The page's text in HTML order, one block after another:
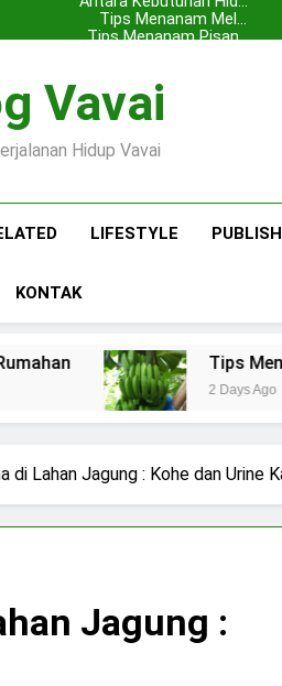
dengan Ekspansi Usaha
Tips Menanam Melon
Premium di Polibag Skala
Tips Menanam Pisang :
dengan Ekspansi Usaha
Tips Menanam Melon
Premium di Polibag Skala
Tips Menanam Pisang :
Pentingnya Memilih Bibit
Pisang Barangan
Vavai
Hidup Vavai
LIFESTYLE
KONTAK
Tips Menanam Pisang :
2 Days Ago
di Lahan Jagung : Kohe dan Urine
Jagung :